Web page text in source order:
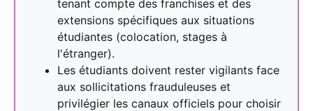
tenant compte des franchises et des
extensions spécifiques aux situations
étudiantes (colocation, stages à
l'étranger).
Les étudiants doivent rester vigilants face
aux sollicitations frauduleuses et
privilégier les canaux officiels pour choisir